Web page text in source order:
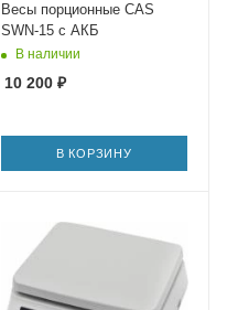
Весы порционные CAS
SWN-15 с АКБ
В наличии
10 200₽
В КОРЗИНУ